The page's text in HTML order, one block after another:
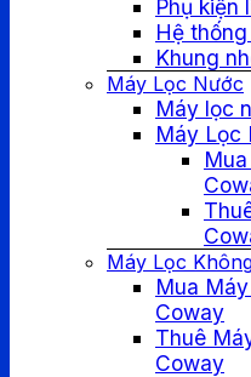
Phụ kiện
Hệ
Khung
Máy Lọc Nước
Máy lọc
Máy Lọc
Máy Lọc
Mua
Coway
Thuê
Coway